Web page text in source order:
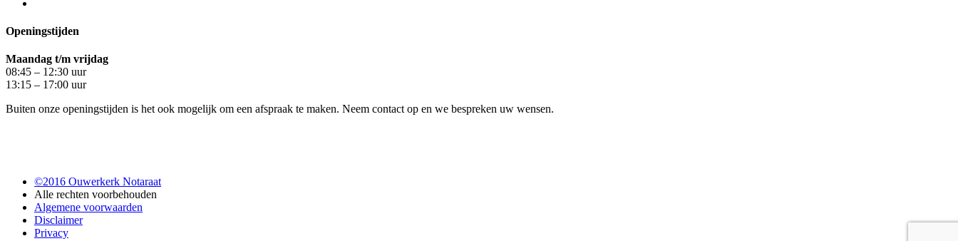
Openingstijden
Maandag t/m vrijdag
08:45 – 12:30 uur
13:15 – 17:00 uur
Buiten onze openingstijden is het ook mogelijk om een afspraak te maken. Neem contact op en we bespreken uw wensen.
©2016 Ouwerkerk Notaraat
Alle rechten voorbehouden
Algemene voorwaarden
Disclaimer
Privacy